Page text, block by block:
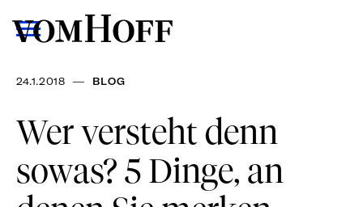
24.1.2018 — BLOG
Wer versteht denn
sowas? 5 Dinge, an